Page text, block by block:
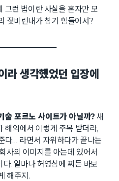
그런 법이란 사실을 혼자만 모
젖비린내가 참기 힘들어서?
라 생각했었던 입장에
술 포르노 사이트가 아닐까?새
해외에서 이렇게 주목 받더라,
다… 라면서 자위하다가 끝나는
사의 이미지를 아는데 있어서
. 얼마나 허영심에 찌든 바보
해주지.